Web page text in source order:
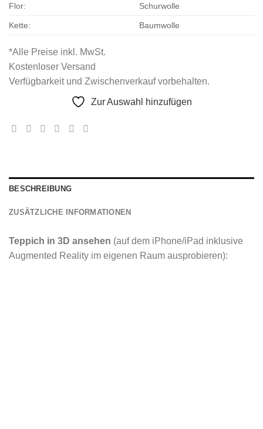
Flor: Schurwolle
Kette: Baumwolle
*Alle Preise inkl. MwSt.
Kostenloser Versand
Verfügbarkeit und Zwischenverkauf vorbehalten.
Zur Auswahl hinzufügen
BESCHREIBUNG
ZUSÄTZLICHE INFORMATIONEN
Teppich in 3D ansehen (auf dem iPhone/iPad inklusive
Augmented Reality im eigenen Raum ausprobieren):